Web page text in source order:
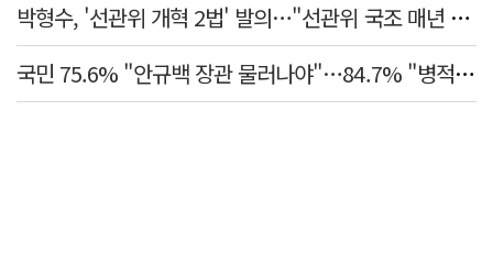
박형수, '선관위 개혁 2법' 발의…"선관위 국조 매년 실시"
국민 75.6% "안규백 장관 물러나야"…84.7% "병적기록부 공개해야"